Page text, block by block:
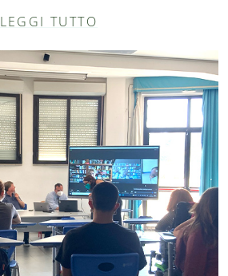
LEGGI TUTTO